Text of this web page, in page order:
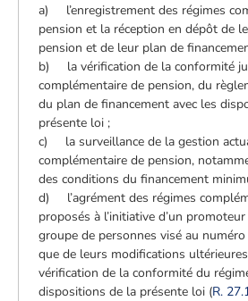
a) l’enregistrement des régimes
pension et la réception en dépôt de
pension et de leur plan de
b) la vérification de la conformité
complémentaire de pension, du
du plan de financement avec les
présente loi ;
c) la surveillance de la gestion
complémentaire de pension,
des conditions du financement
d) l’agrément des régimes
proposés à l’initiative d’un
groupe de personnes visé au numéro
que de leurs modifications
vérification de la conformité du
dispositions de la présente loi (R.